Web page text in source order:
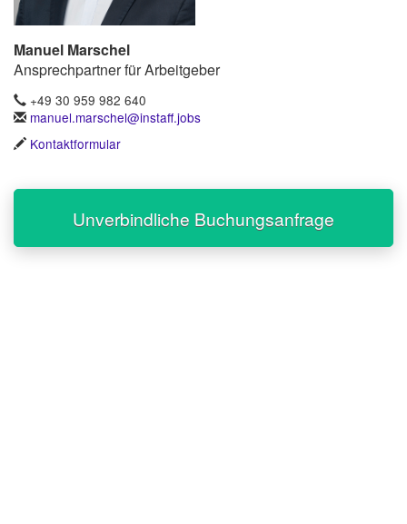
Manuel Marschel
Ansprechpartner für Arbeitgeber
+49 30 959 982 640
manuel.marschel@instaff.jobs
Kontaktformular
Unverbindliche Buchungsanfrage